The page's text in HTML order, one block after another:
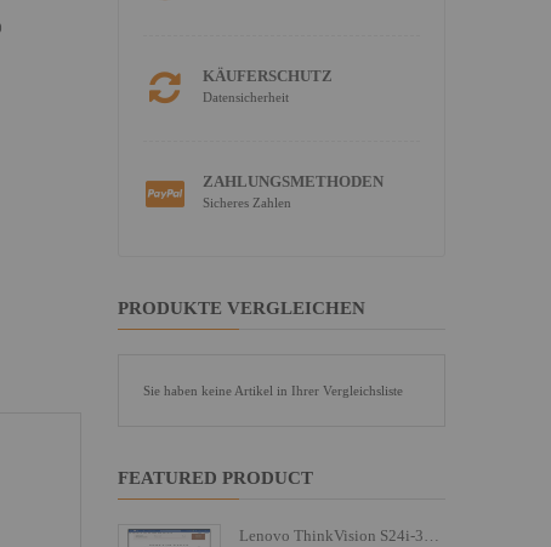
KÄUFERSCHUTZ
Datensicherheit
ZAHLUNGSMETHODEN
Sicheres Zahlen
PRODUKTE VERGLEICHEN
Sie haben keine Artikel in Ihrer Vergleichsliste
FEATURED PRODUCT
Lenovo ThinkVision S24i-30 - LED-Monitor - 61 cm (24")